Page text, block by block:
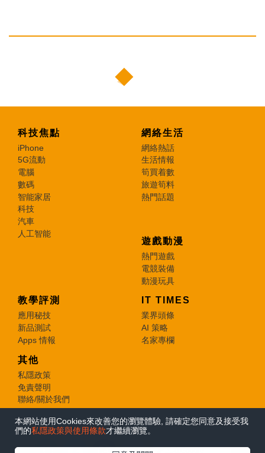
科技焦點
iPhone
5G流動
電腦
數碼
智能家居
科技
汽車
人工智能
網絡生活
網絡熱話
生活情報
筍買着數
旅遊筍料
熱門話題
遊戲動漫
熱門遊戲
電競裝備
動漫玩具
教學評測
應用秘技
新品測試
Apps 情報
IT TIMES
業界頭條
AI 策略
名家專欄
其他
私隱政策
免責聲明
聯絡/關於我們
© 2026 e-zone. All Rights Reserved.
本網站使用Cookies來改善您的瀏覽體驗, 請確定您同意及接受我
們的私隱政策與使用條款才繼續瀏覽。